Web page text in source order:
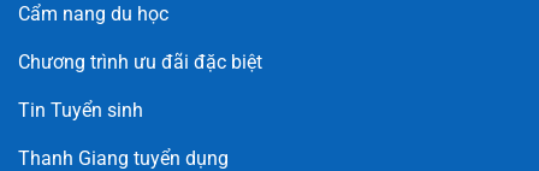
Cẩm nang du học
Chương trình ưu đãi đặc biệt
Tin Tuyển sinh
Thanh Giang tuyển dụng